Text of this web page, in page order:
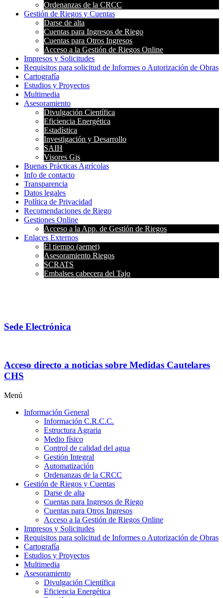
Ordenanzas de la CRCC
Gestión de Riegos y Cuentas
Darse de alta
Cuentas para Ingresos de Riego
Cuentas para Otros Ingresos
Acceso a la Gestión de Riegos Online
Impresos y Solicitudes
Requisitos para solicitud de Informes o Autorización de Obras
Cartografía
Estudios y Proyectos
Multimedia
Asesoramiento
Divulgación Científica
Eficiencia Energética
Estadística
Investigación y Desarrollo
SAIH
Visores Gis
Buenas Prácticas Agrícolas
Info de contacto
Transparencia
Datos legales
Política de Privacidad
Recomendaciones de Riego
Gestiones Online
Acceso a la App. de Gestión de Riegos
Enlaces Externos
El tiempo (aemet)
Asesoramiento Riegos
SCRATS
Embalses cabecera del Tajo
Sede Electrónica
Acceso directo a noticias sobre Medidas Cautelares
CHS
Menú
Información General
Información C.R.C.C.
Estructura Agraria
Medio físico
Control de calidad del agua
Gestión Integral
Automatización
Ordenanzas de la CRCC
Gestión de Riegos y Cuentas
Darse de alta
Cuentas para Ingresos de Riego
Cuentas para Otros Ingresos
Acceso a la Gestión de Riegos Online
Impresos y Solicitudes
Requisitos para solicitud de Informes o Autorización de Obras
Cartografía
Estudios y Proyectos
Multimedia
Asesoramiento
Divulgación Científica
Eficiencia Energética